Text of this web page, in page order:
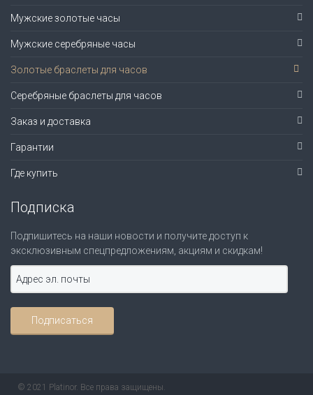
Мужские золотые часы
Мужские серебряные часы
Золотые браслеты для часов
Серебряные браслеты для часов
Заказ и доставка
Гарантии
Где купить
Подписка
Подпишитесь на наши новости и получите доступ к
эксклюзивным спецпредложениям, акциям и скидкам!
© 2021 Platinor. Все права защищены.